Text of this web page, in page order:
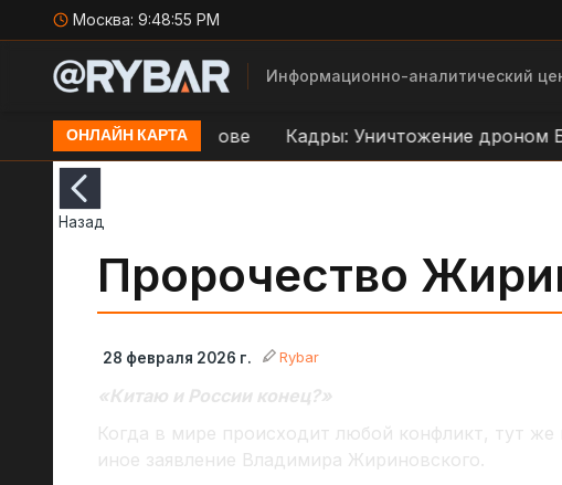
Москва: 9:48:56 PM
Информационно-аналитический
ОНЛАЙН КАРТА
ВСУ в Орехове Кадры: Уничтожение дроном ББМ
Назад
Пророчество
28 февраля 2026 г. Rybar
«Китаю и России конец?»
Когда в мире происходит любой конфликт, тут же
иное заявление Владимира Жириновского.